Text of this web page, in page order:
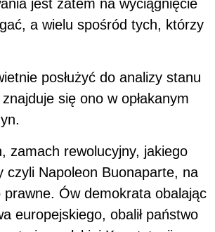
jest zatem na wyciągnięcie
a wielu spośród tych, którzy
posłużyć do analizy stanu
się ono w opłakanym
zamach rewolucyjny, jakiego
czyli Napoleon Buonaparte, na
Ów demokrata obalając
europejskiego, obalił państwo